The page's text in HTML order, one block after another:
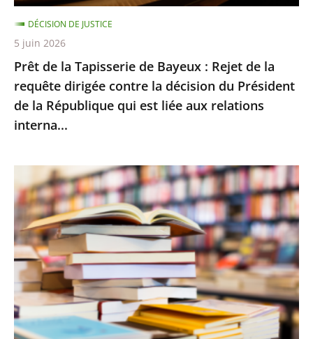
la
requête
dirigée
contre
la
décision
du
de
la
République
qui
est
liée
aux
relations
interna...
Prêt de la Tapisserie de Bayeux : Rejet de la
requête dirigée contre la décision du Président
de la République qui est liée aux relations
interna...
DÉCISION DE JUSTICE
5 juin 2026
Conseil
d’État
rejette
le
recours
d’Amazon
contre
le